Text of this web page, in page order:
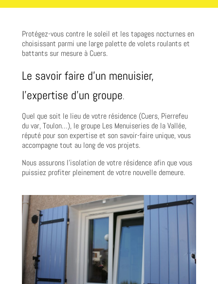
Protégez-vous contre le soleil et les tapages nocturnes en
choisissant parmi une large palette de volets roulants et
battants sur mesure à Cuers.
Le savoir faire d’un menuisier,
l’expertise d’un groupe.
Quel que soit le lieu de votre résidence (Cuers, Pierrefeu
du var, Toulon…), le groupe Les Menuiseries de la Vallée,
réputé pour son expertise et son savoir-faire unique, vous
accompagne tout au long de vos projets.
Nous assurons l’isolation de votre résidence afin que vous
puissiez profiter pleinement de votre nouvelle demeure.